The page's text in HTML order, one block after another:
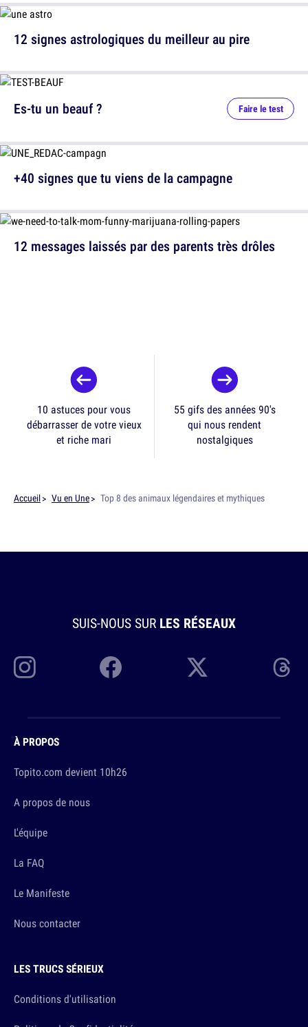
12 signes astrologiques du meilleur au pire
12 messages laissés par des parents très drôles
Es-tu un beauf ? Faire le test
+40 signes que tu viens de la campagne
10 astuces pour vous
débarrasser de votre vieux
et riche mari
55 gifs des années 90's
qui nous rendent
nostalgiques
Accueil Vu en Une Top 8 des animaux légendaires et mythiques
SUIS-NOUS SUR LES RÉSEAUX
À PROPOS
Topito.com devient 10h26
A propos de nous
L'équipe
La FAQ
Le Manifeste
Nous contacter
LES TRUCS SÉRIEUX
Conditions d'utilisation